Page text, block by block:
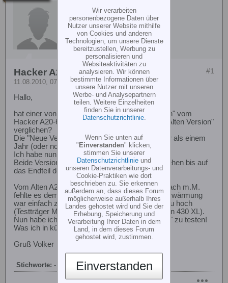
BugBear
#1
Hacker A20-6XL 10 Pole
11.08.2010, 07:55
Hallo,
hat einer von euch schon mal die "Neue Version" vom
Hacker A20-6XL 10 Pole 2500 rpm/ V mit der "Alten Version"
verglichen?
Die "Neue Version" gibt es schon seit weit mehr als einem
Jahr (oder noch länger).
Ich habe nun schon mal festgestellt!
Beide Versionen haben das gleiche Gewicht, sehen bis auf
das Endteil der Motorglocke gleich aus.
Vom Alten A20 war ich nicht gegeistert denn: Nach m.M.
fehlte es dem Motor an Drehmoment und die Erwärmung
war einfach zu stark und der Stromverbrauch zu hoch
(Testträger Mini Titan und im Vergleich zum Align 430 XL).
Nun habe ich die Möglichkeit die "Neue Version" zu testen!
Was ich in kürze auch mal probieren werde.
Gruß Volker
Stichworte: -
Wir verarbeiten
personenbezogene Daten über
Nutzer unserer Website mithilfe
von Cookies und anderen
Technologien, um unsere Dienste
bereitzustellen, Werbung zu
personalisieren und
Websiteaktivitäten zu
analysieren. Wir können
bestimmte Informationen über
unsere Nutzer mit unseren
Werbe- und Analysepartnern
teilen. Weitere Einzelheiten
finden Sie in unserer
Datenschutzrichtlinie.
Wenn Sie unten auf
"Einverstanden" klicken,
stimmen Sie unserer
Datenschutzrichtlinie und
unseren Datenverarbeitungs- und
Cookie-Praktiken wie dort
beschrieben zu. Sie erkennen
außerdem an, dass dieses Forum
möglicherweise außerhalb Ihres
Landes gehostet wird und Sie der
Erhebung, Speicherung und
Verarbeitung Ihrer Daten in dem
Land, in dem dieses Forum
gehostet wird, zustimmen.
Einverstanden